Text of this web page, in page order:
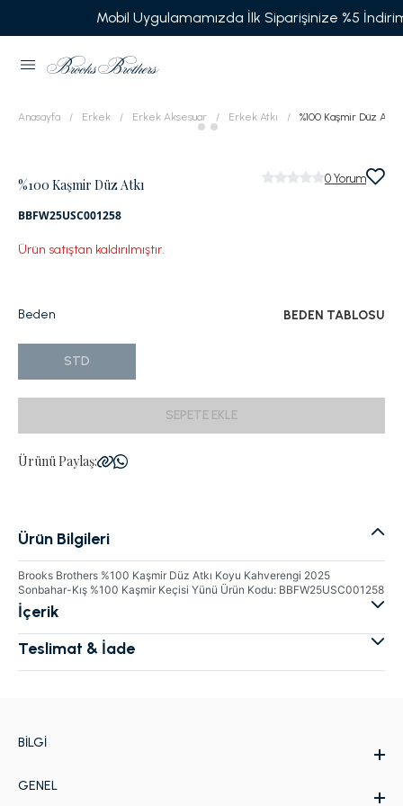
Mobil Uygulamamızda İlk Siparişinize %5 İndirim!
Anasayfa Erkek Erkek Aksesuar Erkek Atkı %100 Kaşmir Düz Atkı
%100 Kaşmir Düz Atkı
BBFW25USC001258
0 Yorum
Ürün satıştan kaldırılmıştır.
Beden BEDEN TABLOSU
STD
SEPETE EKLE
Ürünü Paylaş:
Ürün Bilgileri
Brooks Brothers %100 Kaşmir Düz Atkı Koyu Kahverengi 2025
Sonbahar-Kış %100 Kaşmir Keçisi Yünü Ürün Kodu: BBFW25USC001258
İçerik
Teslimat & İade
BILGI
Hakkımızda
GENEL